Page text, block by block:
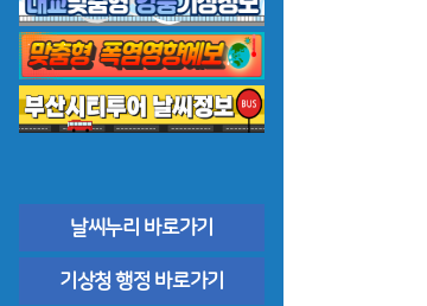
날씨누리 바로가기
기상청 행정 바로가기